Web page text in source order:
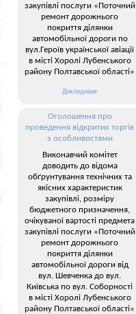
закупівлі послуги «Поточний
ремонт дорожнього
покриття ділянки
автомобільної дороги по
вул.Героїв української авіації
в місті Хоролі Лубенського
району Полтавської області»
Докладніше
Оголошення про
проведення відкритих торгів
з особливостями
Виконавчий комітет
доводить до відома
обґрунтування технічних та
якісних характеристик
закупівлі, розміру
бюджетного призначення,
очікуваної вартості предмета
закупівлі послуги «Поточний
ремонт дорожнього
покриття ділянки
автомобільної дороги від
вул. Шевченка до вул.
Київська по вул. Соборності
в місті Хоролі Лубенського
району Полтавської області»